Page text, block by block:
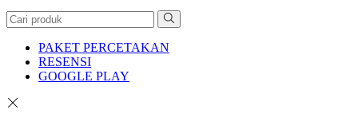
PAKET PERCETAKAN
RESENSI
GOOGLE PLAY